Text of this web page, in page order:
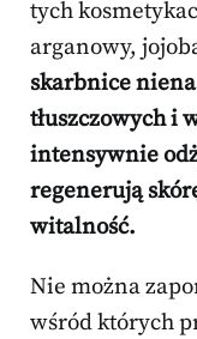
tych
arganowy,
skarbnice
tłuszczowych i
intensywnie
regenerują
witalność.
Nie można
wśród których